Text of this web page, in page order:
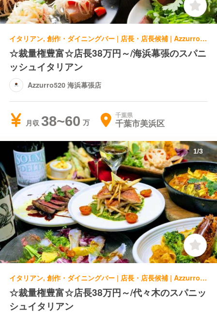
イタリアン, 創作・ダイニングバー | 店長・店長候補 | Azzurro520 海浜幕張店
☆裁量権豊富☆店長38万円～/海浜幕張のスパニ
ッシュイタリアン
Azzurro520 海浜幕張店
月収 38~60 千葉県
千葉市美浜区
1/3
イタリアン, 創作・ダイニングバー | 店長・店長候補 | Azzurro520 代々木店
☆裁量権豊富☆店長38万円～/代々木のスパニッ
シュイタリアン